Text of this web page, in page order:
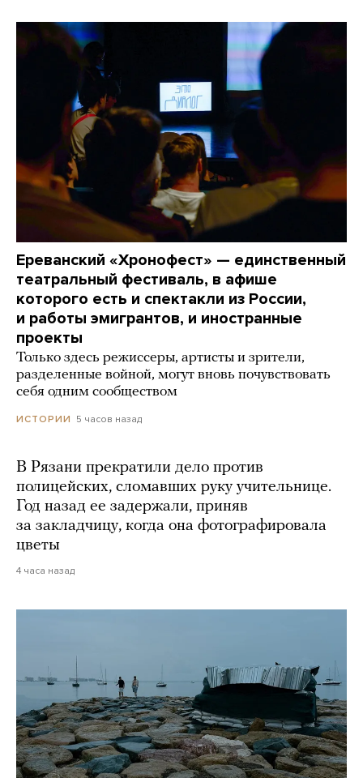
Ереванский «Хронофест» — единственный
театральный фестиваль, в афише
которого есть и спектакли из России,
и работы эмигрантов, и иностранные
проекты
Только здесь режиссеры, артисты и зрители,
разделенные войной, могут вновь почувствовать
себя одним сообществом
ИСТОРИИ 5 часов назад
В Рязани прекратили дело против
полицейских, сломавших руку учительнице.
Год назад ее задержали, приняв
за закладчицу, когда она фотографировала
цветы
4 часа назад